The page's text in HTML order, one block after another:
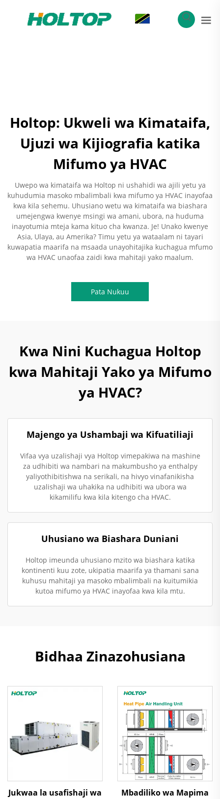
Holtop: Ukweli wa Kimataifa,
Ujuzi wa Kijiografia katika
Mifumo ya HVAC
Uwepo wa kimataifa wa Holtop ni ushahidi wa ajili yetu ya
kuhudumia masoko mbalimbali kwa mifumo ya HVAC inayofaa
kwa kila sehemu. Uhusiano wetu wa kimataifa wa biashara
umejengwa kwenye msingi wa amani, ubora, na huduma
inayotumia mteja kama kituo cha kwanza. Je! Unako kwenye
Asia, Ulaya, au Amerika? Timu yetu ya wataalam ni tayari
kuwapatia maarifa na msaada unayohitajika kuchagua mfumo
wa HVAC unaofaa zaidi kwa mahitaji yako maalum.
Pata Nukuu
Kwa Nini Kuchagua Holtop
kwa Mahitaji Yako ya Mifumo
ya HVAC?
Majengo ya Ushambaji wa Kifuatiliaji
Vifaa vya uzalishaji vya Holtop vimepakiwa na mashine
za udhibiti wa nambari na makumbusho ya enthalpy
yaliyothibitishwa na serikali, na hivyo vinafanikisha
uzalishaji wa uhakika na udhibiti wa ubora wa
kikamilifu kwa kila kitengo cha HVAC.
Uhusiano wa Biashara Duniani
Holtop imeunda uhusiano mzito wa biashara katika
kontinenti kuu zote, ukipatia maarifa ya thamani sana
kuhusu mahitaji ya masoko mbalimbali na kuitumikia
kutoa mifumo ya HVAC inayofaa kwa kila mtu.
Bidhaa Zinazohusiana
Jukwaa la usafishaji wa
Mbadiliko wa Mapima